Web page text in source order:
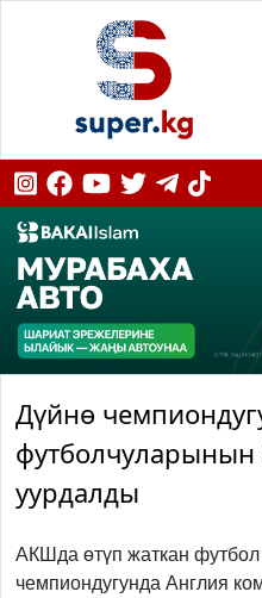
Дүйнө
уурдалды
АКШда өтүп жаткан
чемпиондугунда Англия